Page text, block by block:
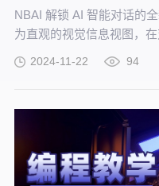
NBAI 解锁 AI 智能对话的
为直观的视觉信息视图，
2024-11-22 94